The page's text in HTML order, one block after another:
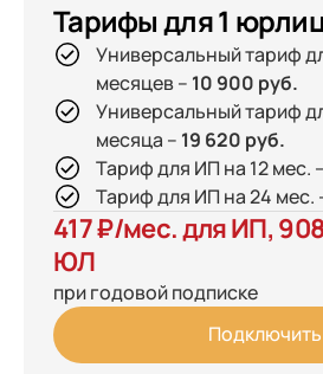
Тарифы для 1
Универсальный тариф
месяцев – 10 900 руб.
Универсальный тариф
месяца – 19 620 руб.
Тариф для ИП на 12 мес. –
Тариф для ИП на 24 мес.
417 ₽/мес. для ИП,
ЮЛ
при годовой подписке
Подключить